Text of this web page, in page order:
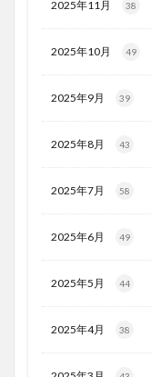
2025年11月 38
2025年10月 49
2025年9月 39
2025年8月 43
2025年7月 58
2025年6月 49
2025年5月 44
2025年4月 38